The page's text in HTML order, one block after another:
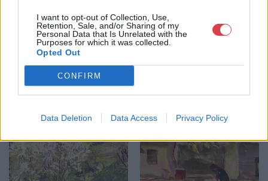
I want to opt-out of Collection, Use,
Retention, Sale, and/or Sharing of my
Personal Data that Is Unrelated with the
Purposes for which it was collected.
Opted Out
CONFIRM
Data Deletion Data Access Privacy Policy
KAPCSOLÓDÓ MŰTÁRGYAK